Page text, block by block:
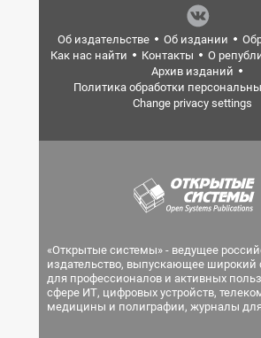
Об издательстве Об издании
Как нас найти
Контакты О
Архив изданий
Политика обработки
Change privacy settings
«Открытые системы» - ведущее
издательство, выпускающее широкий
для профессионалов и активных
сфере ИТ, цифровых устройств,
медицины и полиграфии, журналы